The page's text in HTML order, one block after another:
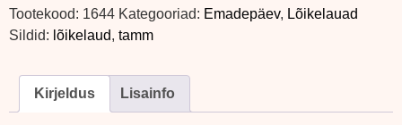
Tootekood: 1644 Kategooriad: Emadepäev, Lõikelauad
Sildid: lõikelaud, tamm
Kirjeldus Lisainfo